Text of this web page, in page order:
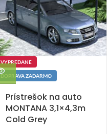
VYPREDANÉ
DOPRAVA ZADARMO
Prístrešok na auto
MONTANA 3,1×4,3m
Cold Grey